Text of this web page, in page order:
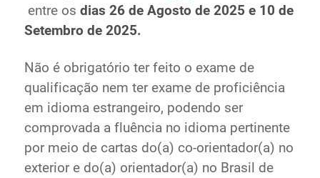
entre os dias 26 de Agosto de 2025 e 10 de
Setembro de 2025.
Não é obrigatório ter feito o exame de
qualificação nem ter exame de proficiência
em idioma estrangeiro, podendo ser
comprovada a fluência no idioma pertinente
por meio de cartas do(a) co-orientador(a) no
exterior e do(a) orientador(a) no Brasil de